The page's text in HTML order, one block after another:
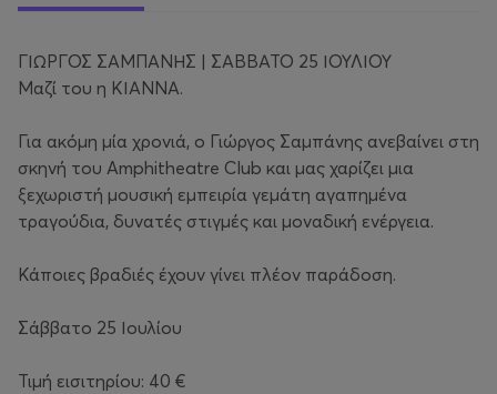
ΓΙΩΡΓΟΣ ΣΑΜΠΑΝΗΣ | ΣΑΒΒΑΤΟ 25 ΙΟΥΛΙΟΥ
Μαζί του η ΚΙΑΝΝΑ.
Για ακόμη μία χρονιά, ο Γιώργος Σαμπάνης ανεβαίνει στη
σκηνή του Amphitheatre Club και μας χαρίζει μια
ξεχωριστή μουσική εμπειρία γεμάτη αγαπημένα
τραγούδια, δυνατές στιγμές και μοναδική ενέργεια.
Κάποιες βραδιές έχουν γίνει πλέον παράδοση.
Σάββατο 25 Ιουλίου
Τιμή εισιτηρίου: 40 €